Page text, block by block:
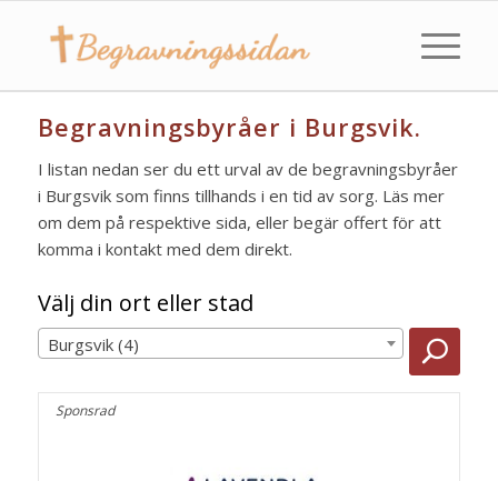
Begravningsbyråer i Burgsvik.
I listan nedan ser du ett urval av de begravningsbyråer
i Burgsvik som finns tillhands i en tid av sorg. Läs mer
om dem på respektive sida, eller begär offert för att
komma i kontakt med dem direkt.
Välj din ort eller stad
Burgsvik (4)
Sponsrad